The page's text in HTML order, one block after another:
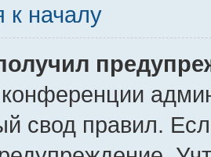
к началу
свод правил.